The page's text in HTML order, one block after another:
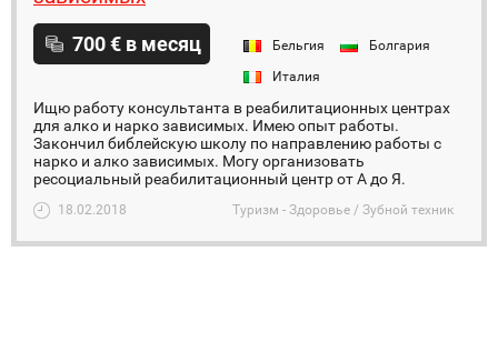
700 € в месяц Бельгия
Болгария
Италия
Ищю работу консультанта в реабилитационных центрах
для алко и нарко зависимых. Имею опыт работы.
Закончил библейскую школу по направлению работы с
нарко и алко зависимых. Могу организовать
ресоциальный реабилитационный центр от А до Я.
18.02.2018 Туризм - Здоровье / Зубной техник